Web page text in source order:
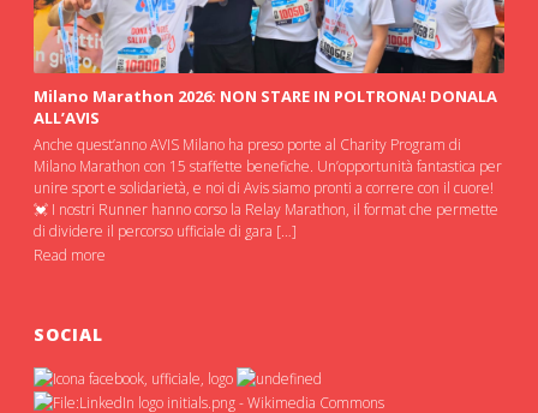
Milano Marathon 2026: NON STARE IN POLTRONA! DONALA
ALL’AVIS
Anche quest’anno AVIS Milano ha preso porte al Charity Program di
Milano Marathon con 15 staffette benefiche. Un’opportunità fantastica per
unire sport e solidarietà, e noi di Avis siamo pronti a correre con il cuore!
💓 I nostri Runner hanno corso la Relay Marathon, il format che permette
di dividere il percorso ufficiale di gara […]
Read more
SOCIAL